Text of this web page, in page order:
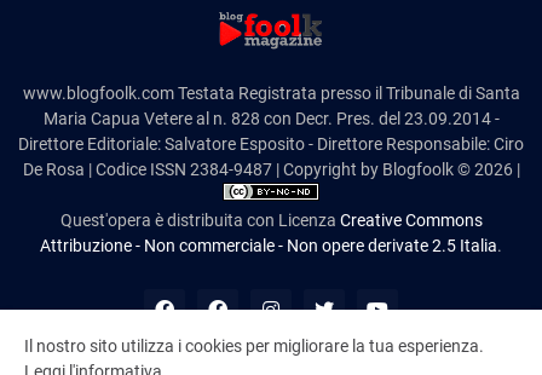
www.blogfoolk.com Testata Registrata presso il Tribunale di Santa
Maria Capua Vetere al n. 828 con Decr. Pres. del 23.09.2014 -
Direttore Editoriale: Salvatore Esposito - Direttore Responsabile: Ciro
De Rosa | Codice ISSN 2384-9487 | Copyright by Blogfoolk © 2026 |
Quest'opera è distribuita con Licenza Creative Commons
Attribuzione - Non commerciale - Non opere derivate 2.5 Italia.
Il nostro sito utilizza i cookies per migliorare la tua esperienza.